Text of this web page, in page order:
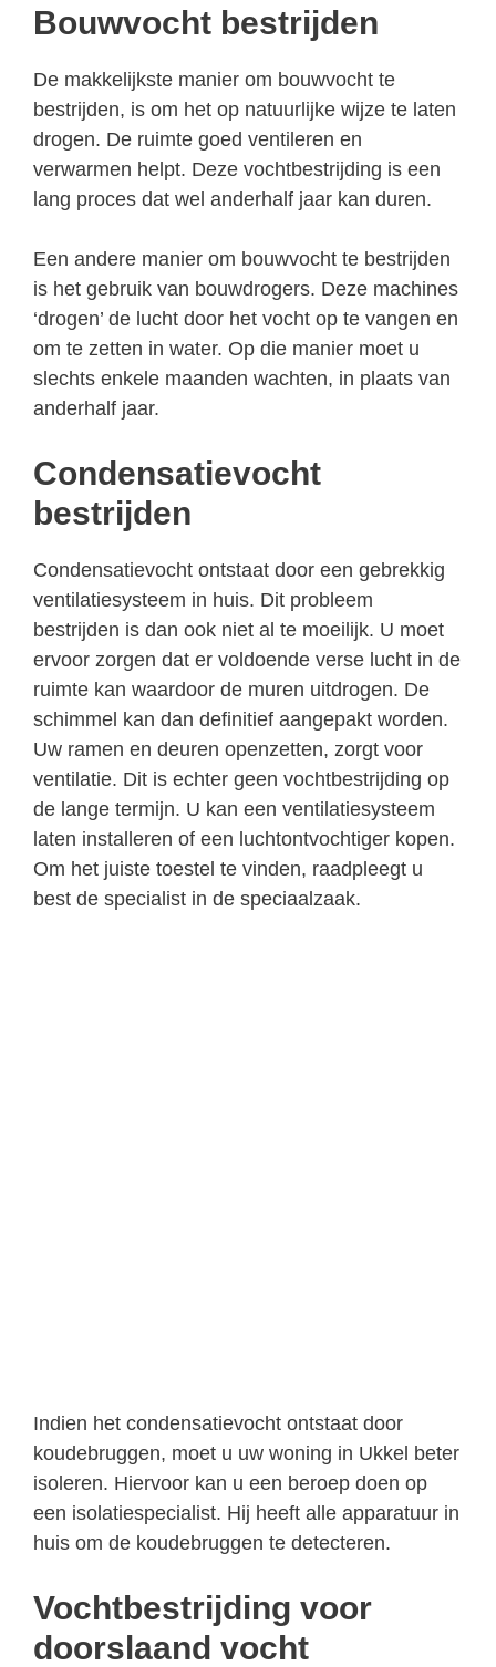
Bouwvocht bestrijden
De makkelijkste manier om bouwvocht te
bestrijden, is om het op natuurlijke wijze te laten
drogen. De ruimte goed ventileren en
verwarmen helpt. Deze vochtbestrijding is een
lang proces dat wel anderhalf jaar kan duren.
Een andere manier om bouwvocht te bestrijden
is het gebruik van bouwdrogers. Deze machines
‘drogen’ de lucht door het vocht op te vangen en
om te zetten in water. Op die manier moet u
slechts enkele maanden wachten, in plaats van
anderhalf jaar.
Condensatievocht
bestrijden
Condensatievocht ontstaat door een gebrekkig
ventilatiesysteem in huis. Dit probleem
bestrijden is dan ook niet al te moeilijk. U moet
ervoor zorgen dat er voldoende verse lucht in de
ruimte kan waardoor de muren uitdrogen. De
schimmel kan dan definitief aangepakt worden.
Uw ramen en deuren openzetten, zorgt voor
ventilatie. Dit is echter geen vochtbestrijding op
de lange termijn. U kan een ventilatiesysteem
laten installeren of een luchtontvochtiger kopen.
Om het juiste toestel te vinden, raadpleegt u
best de specialist in de speciaalzaak.
Indien het condensatievocht ontstaat door
koudebruggen, moet u uw woning in Ukkel beter
isoleren. Hiervoor kan u een beroep doen op
een isolatiespecialist. Hij heeft alle apparatuur in
huis om de koudebruggen te detecteren.
Vochtbestrijding voor
doorslaand vocht